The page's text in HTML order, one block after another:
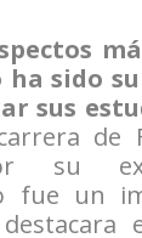
sido
sus
de
su
fue un